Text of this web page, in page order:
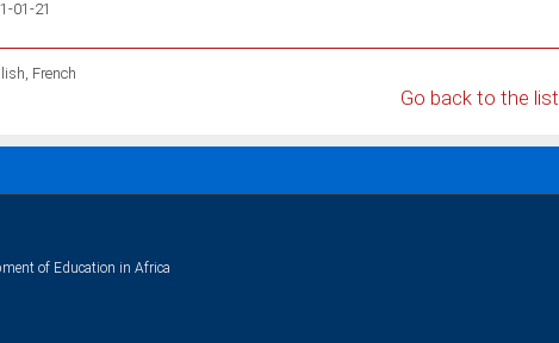
01-21
French
Go back to the list
of Education in Africa